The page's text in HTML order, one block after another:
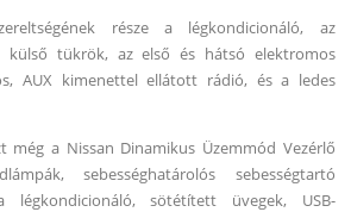
része a légkondicionáló, az
külső tükrök, az első és hátsó elektromos
AUX kimenettel ellátott rádió, és a ledes
még a Nissan Dinamikus Üzemmód Vezérlő
sebességhatárolós sebességtartó
légkondicionáló, sötétített üvegek, USB-